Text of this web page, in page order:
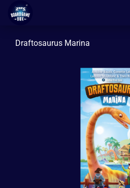
Draftosaurus Marina